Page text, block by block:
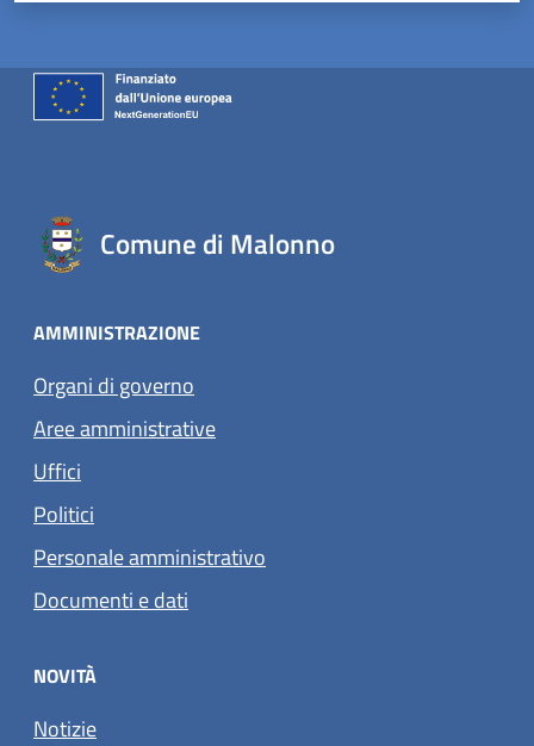
Comune di Malonno
AMMINISTRAZIONE
Organi di governo
Aree amministrative
Uffici
Politici
Personale amministrativo
Documenti e dati
NOVITÀ
Notizie